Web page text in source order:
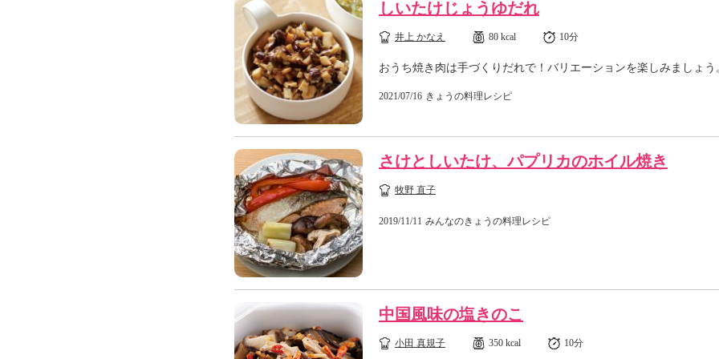
しいたけじょうゆだれ
井上 かなえ 80 kcal 10分
おうち焼き肉は手づくりだれで！バリエーションを楽しみましょう
2021/07/16 きょうの料理レシピ
さけとしいたけ、パプリカのホイル焼き
牧野 直子
2019/11/11 みんなのきょうの料理レシピ
中国風味の塩きのこ
小田 真規子 350 kcal 10分